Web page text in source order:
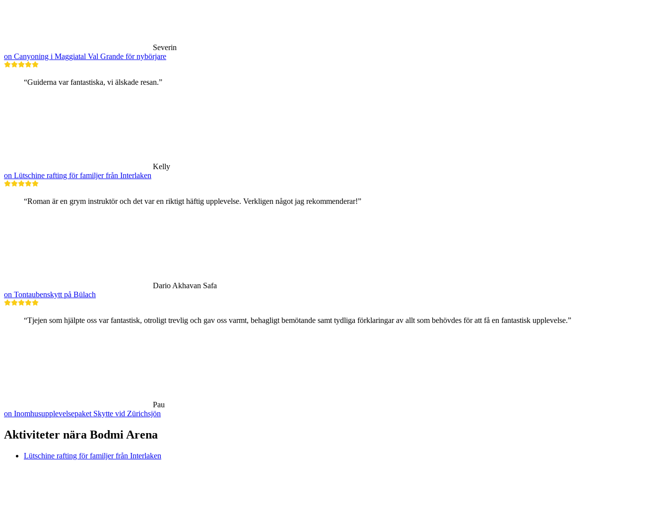
Severin
on Canyoning i Maggiatal Val Grande för nybörjare
“Guiderna var fantastiska, vi älskade resan.”
Kelly
on Lütschine rafting för familjer från Interlaken
“Roman är en grym instruktör och det var en riktigt häftig upplevelse. Verkligen något jag rekommenderar!”
Dario Akhavan Safa
on Tontaubenskytt på Bülach
“Tjejen som hjälpte oss var fantastisk, otroligt trevlig och gav oss varmt, behagligt bemötande samt tydliga förklaringar av allt som behövdes för att få en fantastisk upplevelse.”
Pau
on Inomhusupplevelsepaket Skytte vid Zürichsjön
Aktiviteter nära Bodmi Arena
Lütschine rafting för familjer från Interlaken